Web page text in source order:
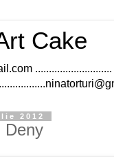
Cake
............................
2012
Deny